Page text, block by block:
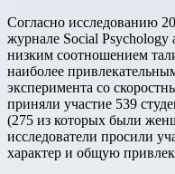
Согласно исследованию
журнале Social
низким соотношением
наиболее
эксперимента со
приняли участие 539
(275 из которых были
исследователи просили
характер и общую